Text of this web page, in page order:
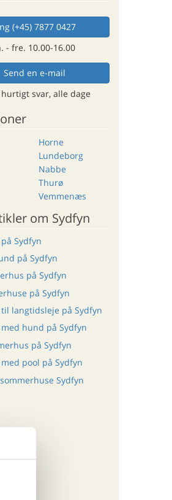
(+45) 7877 0427
- fre. 10.00-16.00
Send en e-mail
svar, alle dage
Horne
Lundeborg
Nabbe
Thurø
Vemmenæs
om Sydfyn
Sydfyn
på Sydfyn
på Sydfyn
på Sydfyn
langtidsleje på Sydfyn
hund på Sydfyn
på Sydfyn
pool på Sydfyn
Sydfyn